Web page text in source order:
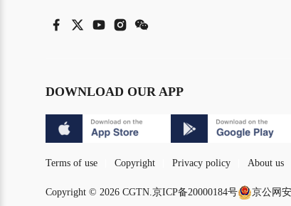
DOWNLOAD OUR APP
Terms of use Copyright Privacy policy About us
Copyright © 2026 CGTN.京ICP备20000184号 京公网